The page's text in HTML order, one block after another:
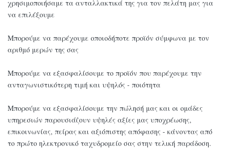
χρησιμοποιήσαμε τα ανταλλακτικά της για τον πελάτη μας για
να επιλέξουμε
Μπορούμε να παρέχουμε οποιοδήποτε προϊόν σύμφωνα με τον
αριθμό μερών της σας
Μπορούμε να εξασφαλίσουμε το προϊόν που παρέχουμε την
ανταγωνιστικότερη τιμή και υψηλός - ποιότητα
Μπορούμε να εξασφαλίσουμε την πώλησή μας και οι ομάδες
υπηρεσιών παρουσιάζουν υψηλές αξίες μας υποχρέωσης,
επικοινωνίας, πείρας και αξιόπιστης απόφασης - κάνοντας από
το πρώτο ηλεκτρονικό ταχυδρομείο σας στην τελική παράδοση.